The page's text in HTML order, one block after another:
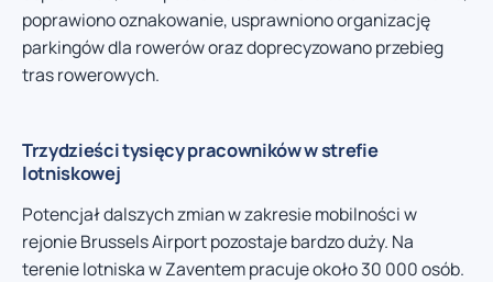
poprawiono oznakowanie, usprawniono organizację
parkingów dla rowerów oraz doprecyzowano przebieg
tras rowerowych.
Trzydzieści tysięcy pracowników w strefie
lotniskowej
Potencjał dalszych zmian w zakresie mobilności w
rejonie Brussels Airport pozostaje bardzo duży. Na
terenie lotniska w Zaventem pracuje około 30 000 osób.